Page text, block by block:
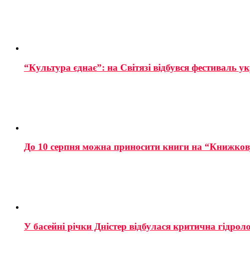
“Культура єднає”: на Світязі відбувся фестиваль
До 10 серпня можна приносити книги на
У басейні річки Дністер відбулася критична